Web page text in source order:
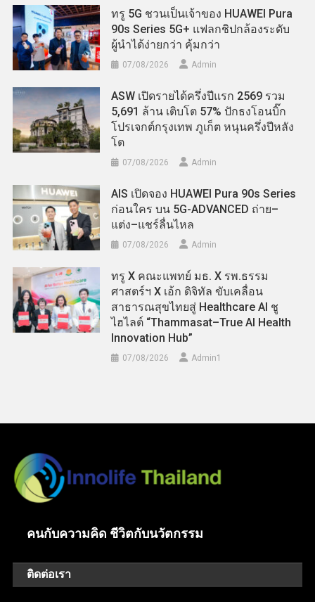
ทรู 5G ชวนเป็นเจ้าของ HUAWEI Pura
90s Series 5G+ แฟลกชิปกล้องระดับ
ผู้นำได้ง่ายกว่า คุ้มกว่า
07/08/2026 Admin
ASW เปิดรายได้ครึ่งปีแรก 2569 รวม
5,691 ล้าน เติบโต 57% ปักธงโอนบิ๊ก
โปรเจกต์กรุงเทพ ภูเก็ต หนุนครึ่งปีหลัง
โต
07/08/2026 Admin
AIS เปิดจอง HUAWEI Pura 90s Series
ก่อนใคร บน 5G-ADVANCED ถ่าย–
แต่ง–แชร์ลื่นไหล
07/08/2026 Admin
ทรู X คณะแพทย์ มธ. X รพ.ธรรม
ศาสตร์ฯ X เอ้ก ดิจิทัล ขับเคลื่อน
สาธารณสุขไทยสู่ Healthcare AI ชู
ไฮไลต์ “Thammasat–True AI Health
Innovation Hub”
07/08/2026 Admin​1
คนกับความคิด ชีวิตกับนวัตกรรม
ติดต่อเรา